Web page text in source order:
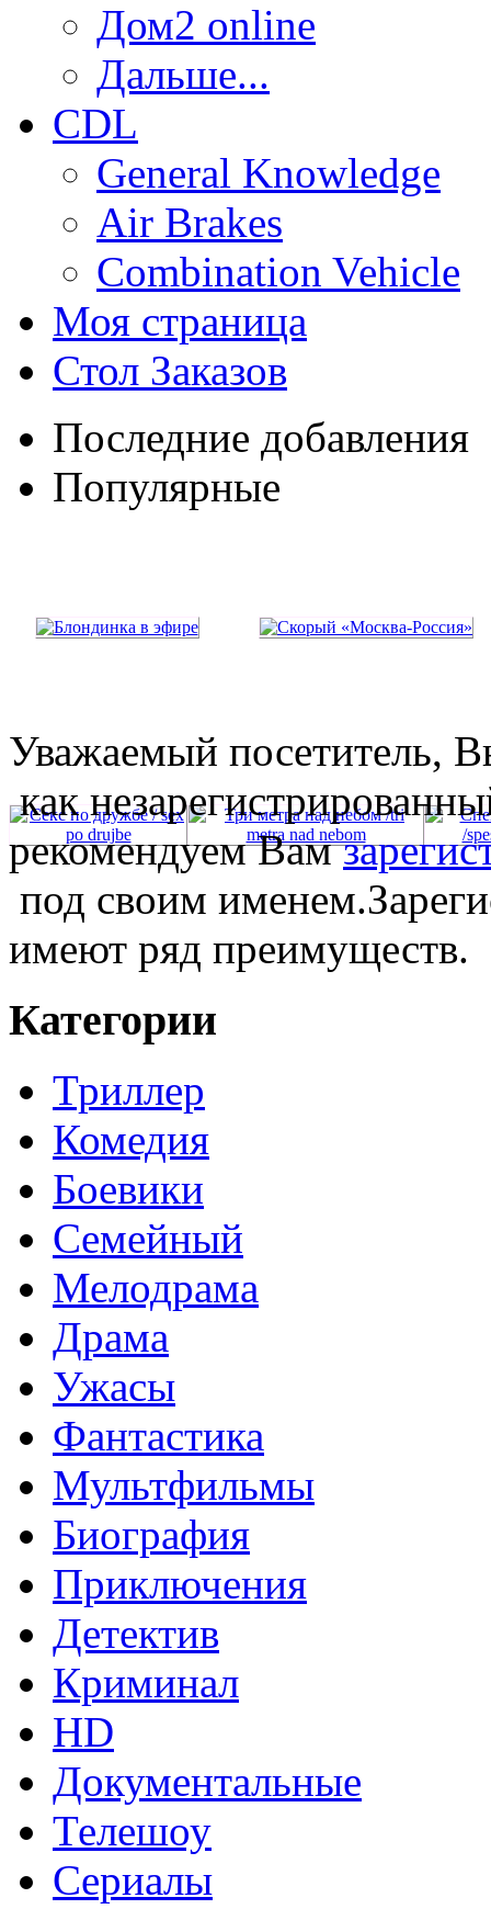
Дом2 online
Дальше...
CDL
General Knowledge
Air Brakes
Combination Vehicle
Моя страница
Стол Заказов
Последние добавления
Популярные
Уважаемый посетитель,
как
рекомендуем Вам
под своим
имеют ряд преимуществ.
Категории
Триллер
Комедия
Боевики
Семейный
Мелодрама
Драма
Ужасы
Фантастика
Мультфильмы
Биография
Приключения
Детектив
Криминал
HD
Документальные
Телешоу
Сериалы